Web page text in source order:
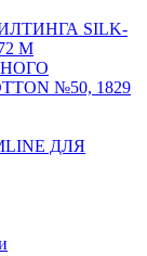
SILK-
М
№50, 1829
ДЛЯ